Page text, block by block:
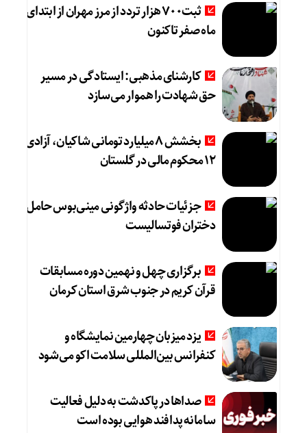
ثبت۷۰۰ هزار تردد از مرز مهران از ابتدای
ماه صفر تاکنون
کارشنای مذهبی: ایستادگی در مسیر
حق شهادت را هموار می‌سازد
بخشش ۸ میلیارد تومانی شاکیان، آزادی
۱۲ محکوم مالی در گلستان
جزئیات حادثه واژگونی مینی‌بوس حامل
دختران فوتسالیست
برگزاری چهل و نهمین دوره مسابقات
قرآن کریم در جنوب شرق استان کرمان
یزد میزبان چهارمین نمایشگاه و
کنفرانس بین‌المللی سلامت اکو می‌شود
صداها در پاکدشت به دلیل فعالیت
سامانه پدافند هوایی بوده است